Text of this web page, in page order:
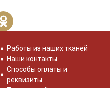
Работы из наших тканей
Наши контакты
Способы оплаты и
реквизиты